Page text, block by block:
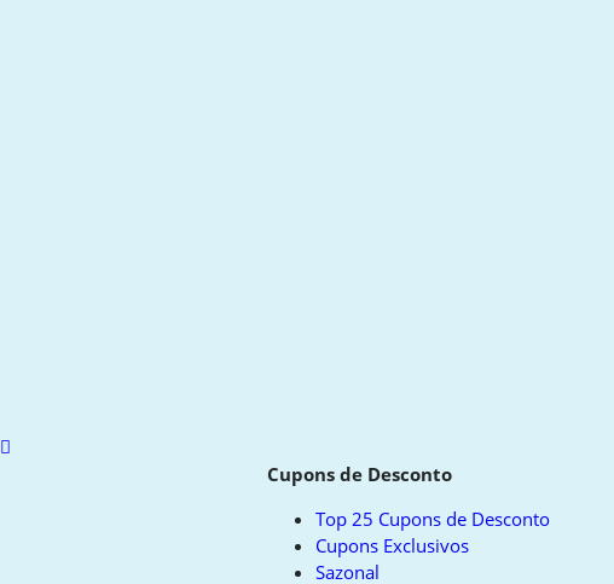
Scroll
Cupons de Desconto
Top 25 Cupons de Desconto
Cupons Exclusivos
Sazonal